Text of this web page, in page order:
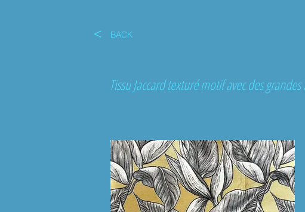
< BACK
Tissu Jaccard texturé motif avec des